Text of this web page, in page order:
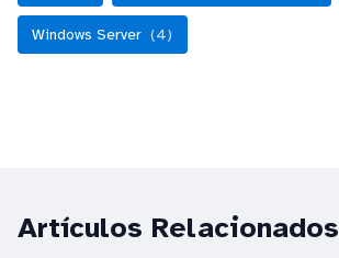
Windows Server (4)
Artículos Relacionados